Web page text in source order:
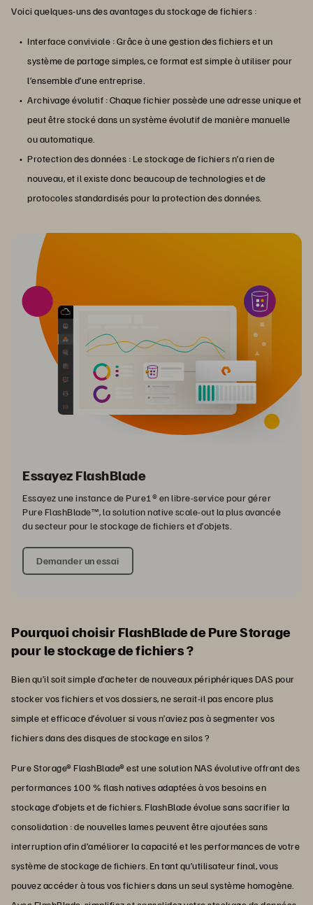
Voici quelques-uns des avantages du stockage de fichiers :
Interface conviviale : Grâce à une gestion des fichiers et un
système de partage simples, ce format est simple à utiliser pour
l’ensemble d’une entreprise.
Archivage évolutif : Chaque fichier possède une adresse unique et
peut être stocké dans un système évolutif de manière manuelle
ou automatique.
Protection des données : Le stockage de fichiers n’a rien de
nouveau, et il existe donc beaucoup de technologies et de
protocoles standardisés pour la protection des données.
Essayez FlashBlade
Essayez une instance de Pure1® en libre-service pour gérer
Pure FlashBlade™, la solution native scale-out la plus avancée
du secteur pour le stockage de fichiers et d’objets.
Demander un essai
Pourquoi choisir FlashBlade de Pure Storage
pour le stockage de fichiers ?
Bien qu’il soit simple d’acheter de nouveaux périphériques DAS pour
stocker vos fichiers et vos dossiers, ne serait-il pas encore plus
simple et efficace d’évoluer si vous n’aviez pas à segmenter vos
fichiers dans des disques de stockage en silos ?
Pure Storage® FlashBlade® est une solution NAS évolutive offrant des
performances 100 % flash natives adaptées à vos besoins en
stockage d’objets et de fichiers. FlashBlade évolue sans sacrifier la
consolidation : de nouvelles lames peuvent être ajoutées sans
interruption afin d’améliorer la capacité et les performances de votre
système de stockage de fichiers. En tant qu’utilisateur final, vous
pouvez accéder à tous vos fichiers dans un seul système homogène.